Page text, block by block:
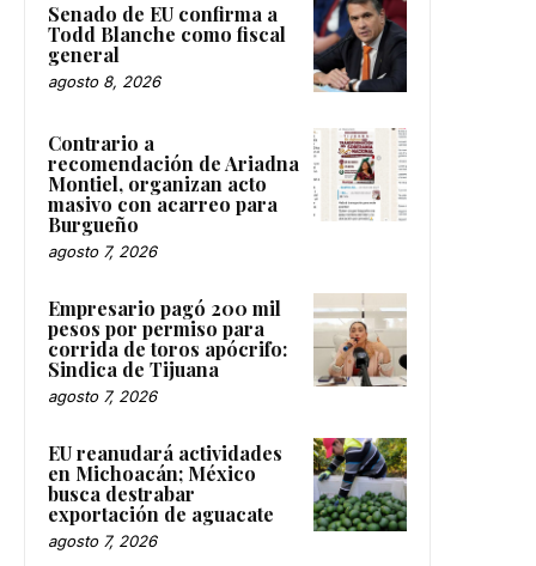
Senado de EU confirma a
Todd Blanche como fiscal
general
agosto 8, 2026
Contrario a
recomendación de Ariadna
Montiel, organizan acto
masivo con acarreo para
Burgueño
agosto 7, 2026
Empresario pagó 200 mil
pesos por permiso para
corrida de toros apócrifo:
Sindica de Tijuana
agosto 7, 2026
EU reanudará actividades
en Michoacán; México
busca destrabar
exportación de aguacate
agosto 7, 2026